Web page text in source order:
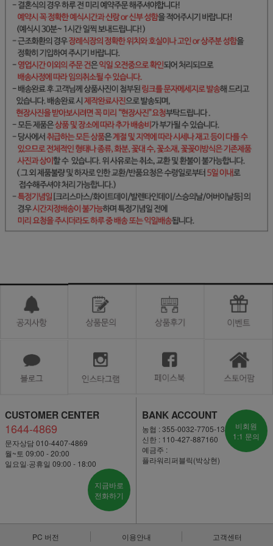
CUSTOMER CENTER
1644-4869
문자상담 010-4407-4869
월~토 09:00 - 20:00
일요일·공휴일 09:00 - 18:00
지금바로
전화하기
BANK ACCOUNT
농협 : 355-0032-7705-13
신한 : 110-427-887160
예금주 :
플라워리퍼블릭(박상현)
비회원
1:1 문의
PC 버전 이용안내 고객센터